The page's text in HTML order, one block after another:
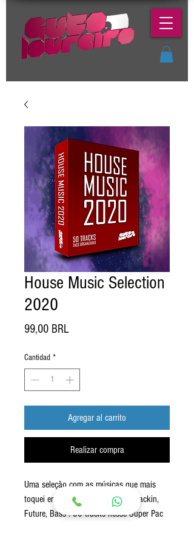
House Music Selection
2020
99,00 BRLPrecio
Cantidad *
Agregar al carrito
Realizar compra
Uma seleção com as músicas que mais
toquei em 2020: House, Electro, Jackin,
Future, Bass ! 50 tracks nesse Super Pac